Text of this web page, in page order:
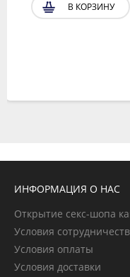
В КОРЗИНУ
ИНФОРМАЦИЯ О НАС
Открытие секс-шопа
Условия
Условия оплаты
Условия доставки